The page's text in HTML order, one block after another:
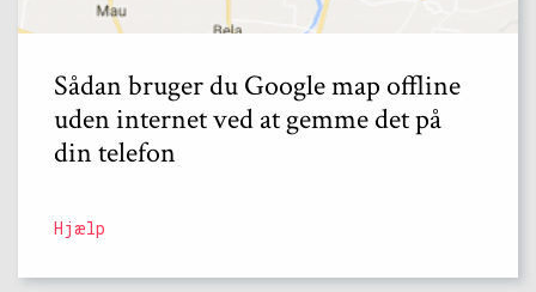
Sådan bruger du Google map offline
uden internet ved at gemme det på
din telefon
Hjælp